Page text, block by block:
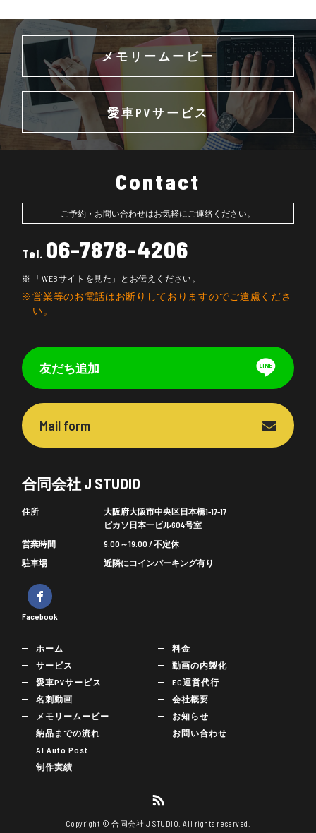
メモリームービー
愛車PVサービス
Contact
ご予約・お問い合わせはお気軽にご連絡ください。
Tel. 06-7878-4206
「WEBサイトを見た」とお伝えください。
営業等のお電話はお断りしておりますのでご遠慮くださ
い。
友だち追加
Mail form
合同会社 J STUDIO
住所
大阪府大阪市中央区日本橋1-17-17
ピカソ日本一ビル604号室
営業時間
9:00～19:00 / 不定休
駐車場
近隣にコインパーキング有り
Facebook
ホーム
サービス
愛車PVサービス
名刺動画
メモリームービー
納品までの流れ
AI Auto Post
制作実績
料金
動画の内製化
EC運営代行
会社概要
お知らせ
お問い合わせ
Copyright © 合同会社 J STUDIO. All rights reserved.